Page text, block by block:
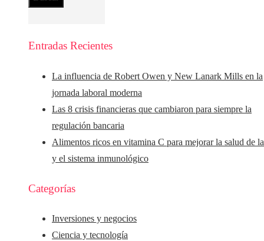
Entradas Recientes
La influencia de Robert Owen y New Lanark Mills en la
jornada laboral moderna
Las 8 crisis financieras que cambiaron para siempre la
regulación bancaria
Alimentos ricos en vitamina C para mejorar la salud de
y el sistema inmunológico
Categorías
Inversiones y negocios
Ciencia y tecnología